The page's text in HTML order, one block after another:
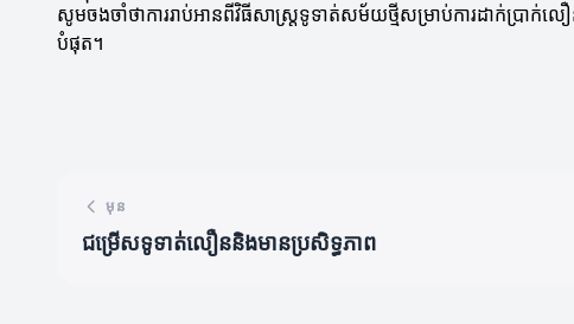
សូមចងចាំថាការរាប់អានពីវិធីសាស្ត្រទូទាត់សម័យថ្មីសម្រាប់ការដាក់ប្រាក់
បំផុត។
មុន
ជម្រើសទូទាត់លឿននិងមានប្រសិទ្ធភាព